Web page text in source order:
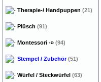
Therapie-/ Handpuppen (21)
Plüsch (91)
Montessori -» (94)
Stempel / Zubehör (51)
Würfel / Steckwürfel (63)